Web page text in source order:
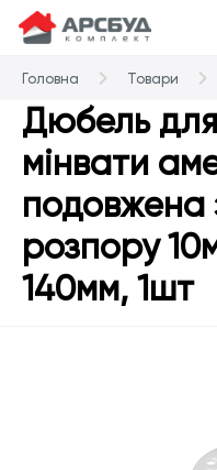
Головна Товари
Дюбель
мінвати
подовжена
розпору
140мм, 1шт